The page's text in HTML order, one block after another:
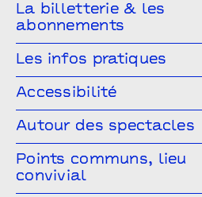
Projet participatif
En famille Ateliers
Projet participatif : Deblozay
Ailleurs & Ici • PIPD
Artistes en résidence 2024-2027
Résidences précédentes
La billetterie & les
abonnements
Comment réserver ? Les tarifs
Vous venez en groupe ?
Les infos pratiques
Venir à Points communs
Hors-les-murs
Accessibilité
L’accessibilité pour tous·tes !
sociale ?
Autour des spectacles
Les ateliers de pratique
Les Conversations
Points communs, lieu
convivial